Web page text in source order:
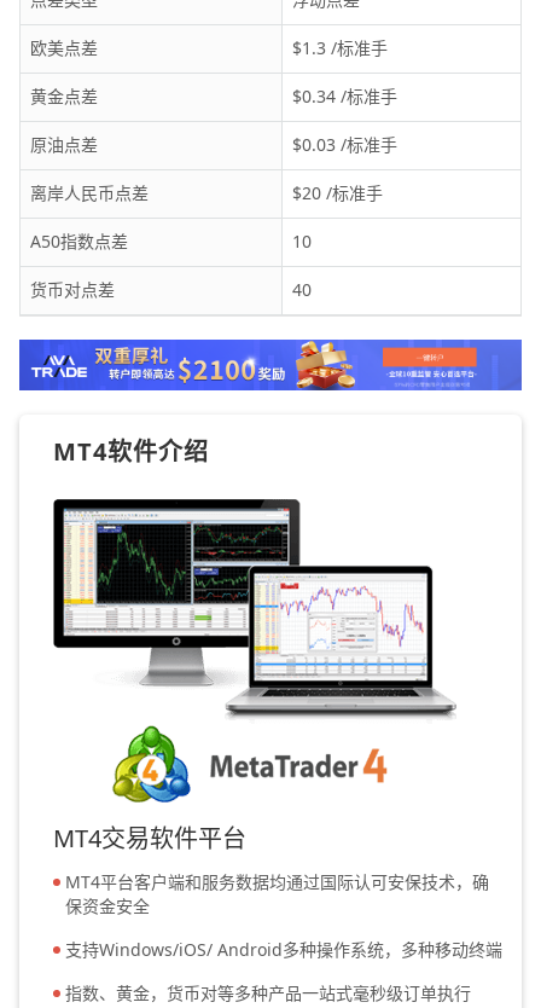
欧美点差 $1.3 /标准手
黄金点差 $0.34 /标准手
原油点差 $0.03 /标准手
离岸人民币点差 $20 /标准手
A50指数点差 10
货币对点差 40
MT4软件介绍
MT4交易软件平台
MT4平台客户端和服务数据均通过国际认可安保技术，确
保资金安全
支持Windows/iOS/ Android多种操作系统，多种移动终端
指数、黄金，货币对等多种产品一站式毫秒级订单执行